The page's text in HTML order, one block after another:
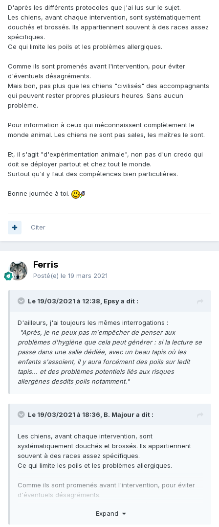
D'après les différents protocoles que j'ai lus sur le sujet.
Les chiens, avant chaque intervention, sont systématiquement
douchés et brossés. Ils appartiennent souvent à des races assez
spécifiques.
Ce qui limite les poils et les problèmes allergiques.
Comme ils sont promenés avant l'intervention, pour éviter
d'éventuels désagréments.
Mais bon, pas plus que les chiens "civilisés" des accompagnants
qui peuvent rester propres plusieurs heures. Sans aucun
problème.
Pour information à ceux qui méconnaissent complètement le
monde animal. Les chiens ne sont pas sales, les maîtres le sont.
Et, il s'agit "d'expérimentation animale", non pas d'un credo qui
doit se déployer partout et chez tout le monde.
Surtout qu'il y faut des compétences bien particulières.
Bonne journée à toi.
Citer
Ferris
Posté(e) le 19 mars 2021
Le 19/03/2021 à 12:38, Epsy a dit :
D'ailleurs, j'ai toujours les mêmes interrogations :
"Après, je ne peux pas m'empêcher de penser aux
problèmes d'hygiène que cela peut générer : si la lecture se
passe dans une salle dédiée, avec un beau tapis où les
enfants s'assoient, il y aura forcément des poils sur ledit
tapis... et des problèmes potentiels liés aux risques
allergènes desdits poils notamment."
Le 19/03/2021 à 18:36, B. Majour a dit :
Les chiens, avant chaque intervention, sont
systématiquement douchés et brossés. Ils appartiennent
souvent à des races assez spécifiques.
Ce qui limite les poils et les problèmes allergiques.
Comme ils sont promenés avant l'intervention, pour éviter
d'éventuels désagréments.
accompagnants qui peuvent rester propres plusieurs
Expand